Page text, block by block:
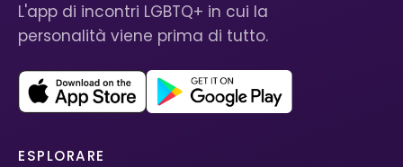
L'app di incontri LGBTQ+ in cui la
personalità viene prima di tutto.
ESPLORARE